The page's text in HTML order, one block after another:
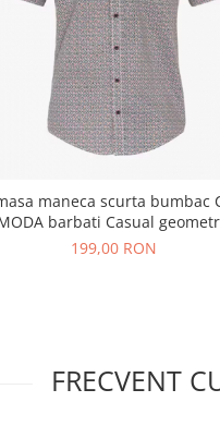
maneca scurta bumbac
barbati Casual
portocaliu
199,00 RON
FRECVENT